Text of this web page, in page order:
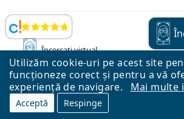
Utilizăm cookie-uri pe acest site
funcționeze corect și pentru a vă
experiență de navigare.
Mai multe
Acceptă Respinge
Opinii
Încercațivirtual